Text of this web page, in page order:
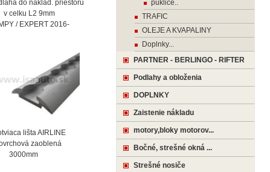
puklice..
TRAFIC
OLEJE A KVAPALINY
Doplnky...
PARTNER - BERLINGO - RIFTER
Podlahy a obloženia
DOPLNKY
Zaistenie nákladu
motory,bloky motorov...
Bočné, strešné okná ...
Strešné nosiče
do náklad. priestoru
L2 9mm
/ EXPERT 2016-
lišta AIRLINE
zaoblená